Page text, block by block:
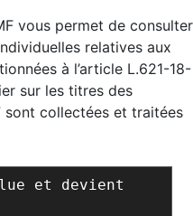
vous permet de consulter
relatives aux
à l’article L.621-18-
sur les titres des
sont collectées et traitées
et devient